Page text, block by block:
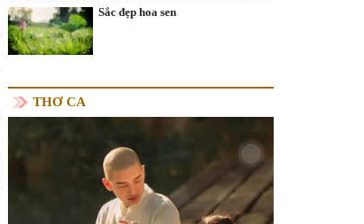
Sắc đẹp hoa sen
THƠ CA